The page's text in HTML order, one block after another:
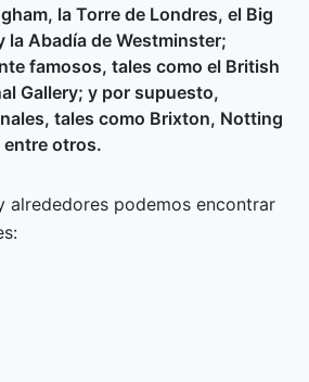
la Torre de Londres, el Big
la Abadía de Westminster;
famosos, tales como el British
Gallery; y por supuesto,
tales como Brixton, Notting
entre otros.
alrededores podemos encontrar